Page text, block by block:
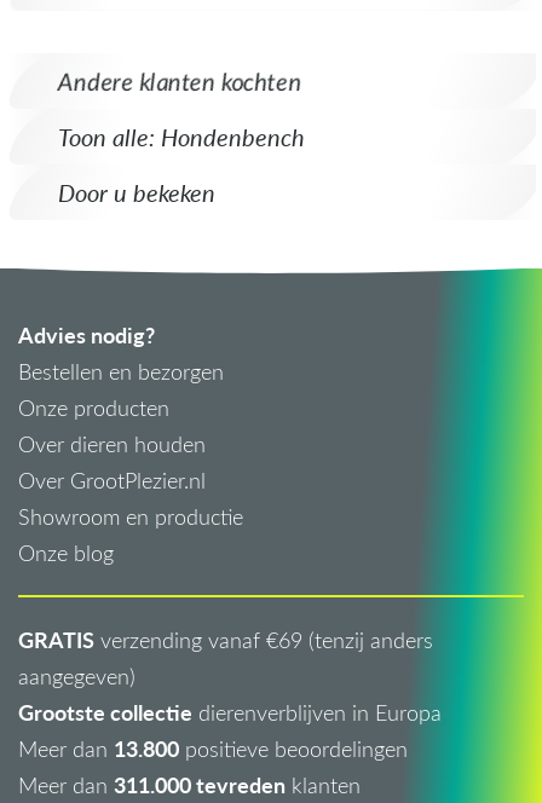
Andere klanten kochten
Toon alle: Hondenbench
Door u bekeken
Advies nodig?
Bestellen en bezorgen
Onze producten
Over dieren houden
Over GrootPlezier.nl
Showroom en productie
Onze blog
GRATIS verzending vanaf €69 (tenzij anders
aangegeven)
Grootste collectie dierenverblijven in Europa
Meer dan 13.800 positieve beoordelingen
Meer dan 311.000 tevreden klanten